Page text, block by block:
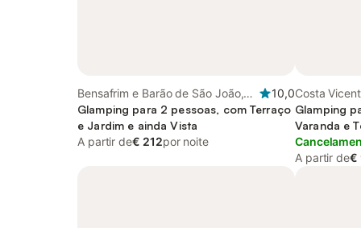
Bensafrim e Barão de São João,
Algarve
10,0
Glamping para 2 pessoas, com Terraço
e Jardim e ainda Vista
A partir de€ 212por noite
Costa
Sudoeste
Vicentina
Glamping
Varanda e
Vista
A partir de€